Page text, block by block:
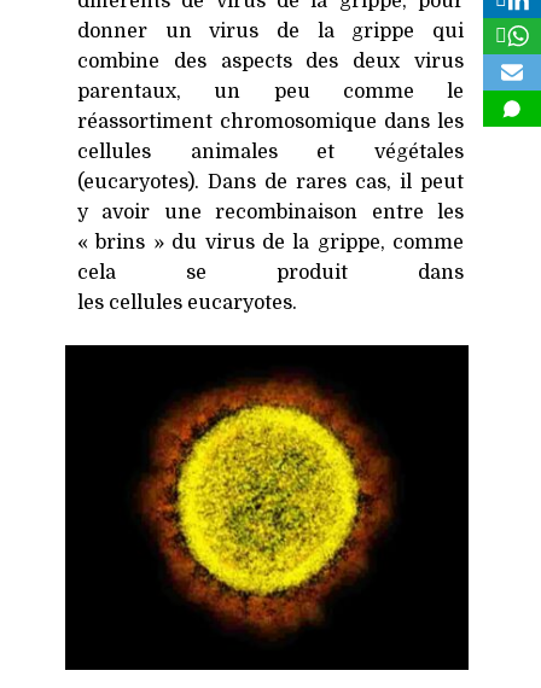
donner un virus de la grippe qui
combine des aspects des deux virus
parentaux, un peu comme le
réassortiment chromosomique dans les
cellules animales et végétales
(eucaryotes). Dans de rares cas, il peut
y avoir une recombinaison entre les
« brins » du virus de la grippe, comme
cela se produit dans
les cellules eucaryotes.